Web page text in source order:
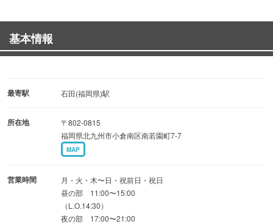
基本情報
最寄駅 石田(福岡県)駅
所在地
〒802-0815
福岡県北九州市小倉南区南若園町7-7
MAP
営業時間
月・火・木〜日・祝前日・祝日
昼の部 11:00〜15:00
（L.O.14:30）
夜の部 17:00〜21:00